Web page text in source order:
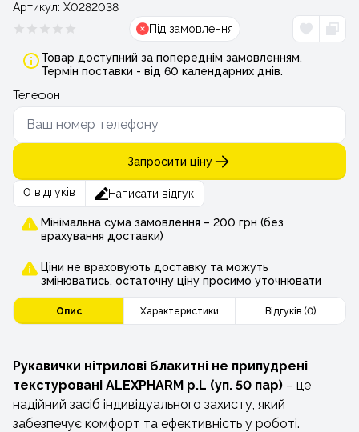
Артикул: Х0282038
Під замовлення
Товар доступний за попереднім замовленням.
Термін поставки - від 60 календарних днів.
Телефон
Запросити ціну
0 відгуків Написати відгук
Мінімальна сума замовлення – 200 грн (без
врахування доставки)
Ціни не враховують доставку та можуть
змінюватись, остаточну ціну просимо уточнювати
Опис Характеристики Відгуків (0)
Рукавички нітрилові блакитні не припудрені
текстуровані ALEXPHARM р.L (уп. 50 пар) – це
надійний засіб індивідуального захисту, який
забезпечує комфорт та ефективність у роботі.